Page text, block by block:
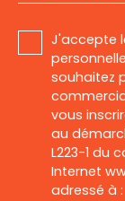
J'accepte
souhaitez
vous
au
L223-1 du
Internet
adressé à :